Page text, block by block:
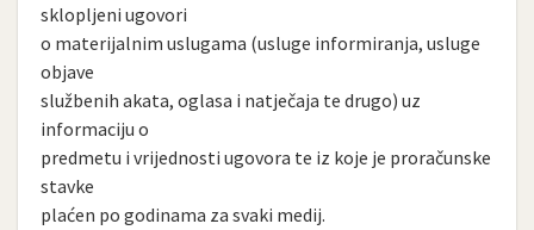
sklopljeni ugovori
o materijalnim uslugama (usluge informiranja, usluge
objave
službenih akata, oglasa i natječaja te drugo) uz
informaciju o
predmetu i vrijednosti ugovora te iz koje je proračunske
stavke
plaćen po godinama za svaki medij.